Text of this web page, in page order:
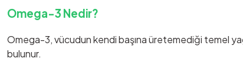
Omega-3 Nedir?
Omega-3, vücudun kendi başına üretemediği temel
bulunur.